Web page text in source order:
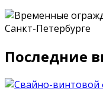
Последние